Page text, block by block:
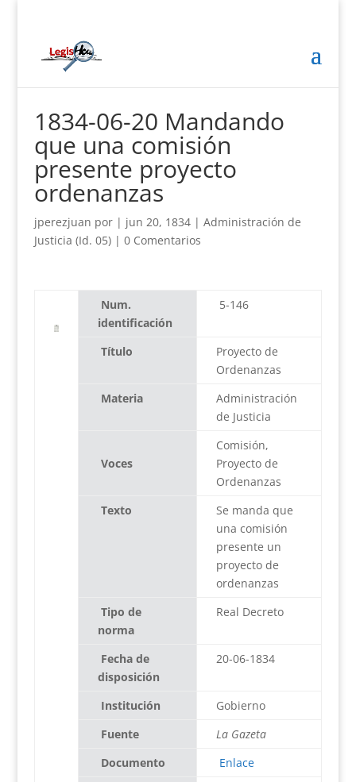
1834-06-20 Mandando
que una comisión
presente proyecto
ordenanzas
jperezjuan por | jun 20, 1834| Administración de
Justicia (Id. 05)| 0 Comentarios
Num.
identificación
5-146
Título
Proyecto de
Ordenanzas
Materia
Administración
de Justicia
Voces
Comisión,
Proyecto de
Ordenanzas
Texto
Se manda que
una comisión
presente un
proyecto de
ordenanzas
Tipo de
norma
Real Decreto
Fecha de
disposición
20-06-1834
Institución
Gobierno
Fuente
La Gazeta
Documento
Enlace